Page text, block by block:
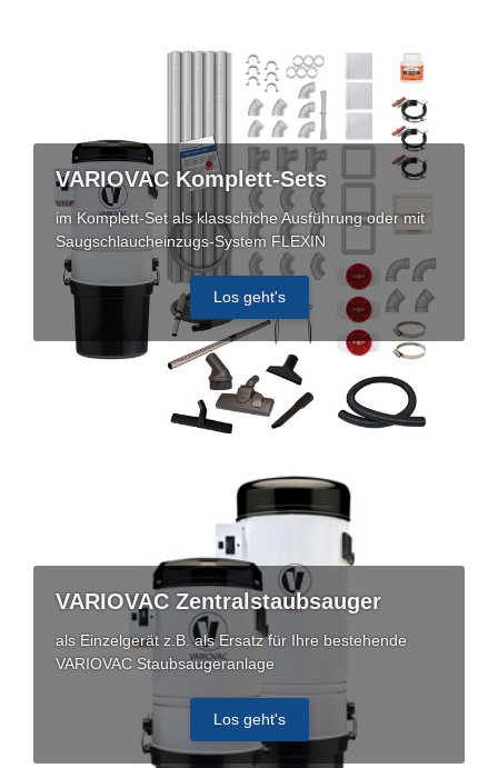
VARIOVAC Komplett-Sets
im Komplett-Set als klasschiche Ausführung oder mit
Saugschlaucheinzugs-System FLEXIN
Los geht's
VARIOVAC Zentralstaubsauger
als Einzelgerät z.B. als Ersatz für Ihre bestehende
VARIOVAC Staubsaugeranlage
Los geht's